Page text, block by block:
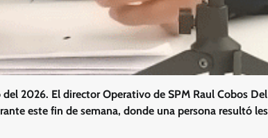
2026. El director Operativo de SPM Raul Cobos
este fin de semana, donde una persona resultó